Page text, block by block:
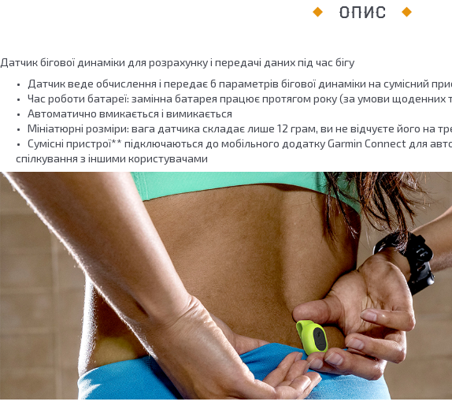
ОПИС
Датчик бігової динаміки для розрахунку і передачі даних під час бігу
Датчик веде обчислення і передає 6 параметрів бігової динаміки на сумісний
Час роботи батареї: замінна батарея працює протягом року (за умови щоденних
Автоматично вмикається і вимикається
Мініатюрні розміри: вага датчика складає лише 12 грам, ви не відчуєте його на
Сумісні пристрої** підключаються до мобільного додатку Garmin Connect для
спілкування з іншими користувачами